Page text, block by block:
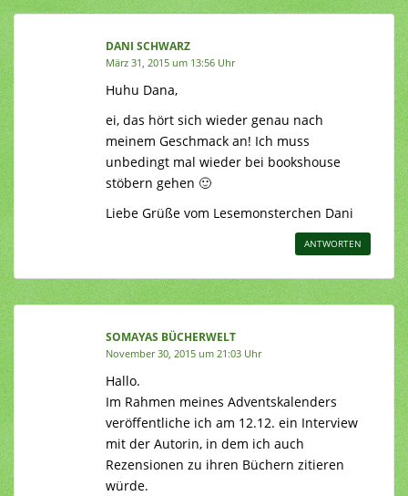
DANI SCHWARZ
März 31, 2015 um 13:56 Uhr
Huhu Dana,
ei, das hört sich wieder genau nach
meinem Geschmack an! Ich muss
unbedingt mal wieder bei bookshouse
stöbern gehen 🙂
Liebe Grüße vom Lesemonsterchen Dani
ANTWORTEN
SOMAYAS BÜCHERWELT
November 30, 2015 um 21:03 Uhr
Hallo.
Im Rahmen meines Adventskalenders
veröffentliche ich am 12.12. ein Interview
mit der Autorin, in dem ich auch
Rezensionen zu ihren Büchern zitieren
würde.